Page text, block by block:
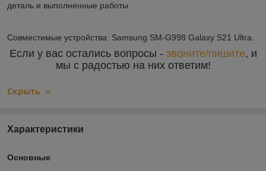
деталь и выполненные работы.
Совместимые устройства: Samsung SM-G998 Galaxy S21 Ultra.
Если у вас остались вопросы - звоните/пишите, и
мы с радостью на них ответим!
Скрыть
Характеристики
Основные